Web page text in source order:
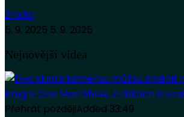
Zradci
5. 9. 2025 5. 9. 2025
Nejnovější videa
Přehrát pozdějiAdded 33:49